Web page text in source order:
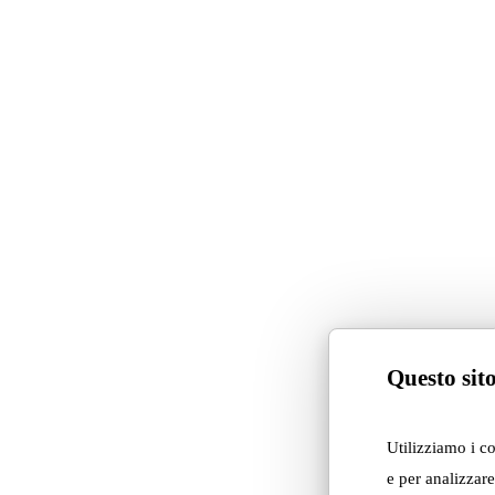
Questo
Utilizziamo i
e per
chosen by Adrenalina to
This is a place that still
timeless architecture,